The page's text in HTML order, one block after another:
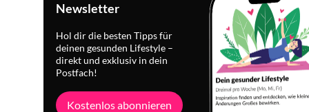
Newsletter
Hol dir die besten Tipps für
deinen gesunden Lifestyle –
direkt und exklusiv in dein
Postfach!
Kostenlos abonnieren